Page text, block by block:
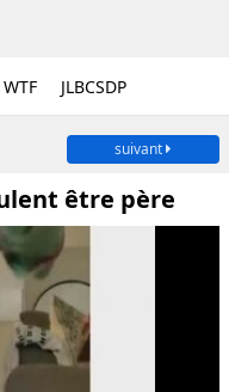
WTF JLBCSDP
suivant
être père